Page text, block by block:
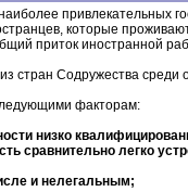
привлекательных
которые
приток иностранной
Содружества
факторам:
низко
сравнительно легко
и нелегальным;